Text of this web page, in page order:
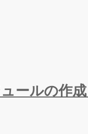
ールの作